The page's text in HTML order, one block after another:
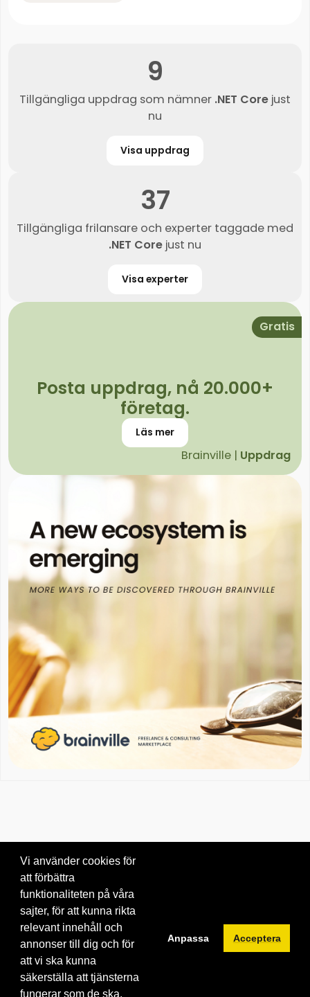
9
Tillgängliga uppdrag som nämner .NET Core just
nu
Visa uppdrag
37
Tillgängliga frilansare och experter taggade med
.NET Core just nu
Visa experter
Gratis
Posta uppdrag, nå 20.000+
företag.
Läs mer
Brainville | Uppdrag
© 2026 Brainville AB. |Villkor för tjänsten
Byt språk:
Vi använder cookies för
att förbättra
funktionaliteten på våra
sajter, för att kunna rikta
relevant innehåll och
annonser till dig och för
att vi ska kunna
säkerställa att tjänsterna
fungerar som de ska.
Anpassa Acceptera